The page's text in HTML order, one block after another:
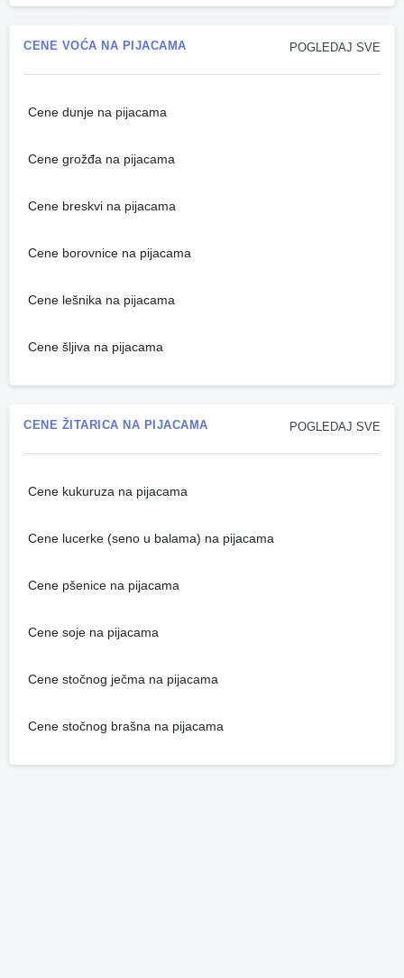
POGLEDAJ SVE
CENE VOĆA NA PIJACAMA
Cene dunje na pijacama
Cene grožđa na pijacama
Cene breskvi na pijacama
Cene borovnice na pijacama
Cene lešnika na pijacama
Cene šljiva na pijacama
POGLEDAJ SVE
CENE ŽITARICA NA PIJACAMA
Cene kukuruza na pijacama
Cene lucerke (seno u balama) na pijacama
Cene pšenice na pijacama
Cene soje na pijacama
Cene stočnog ječma na pijacama
Cene stočnog brašna na pijacama